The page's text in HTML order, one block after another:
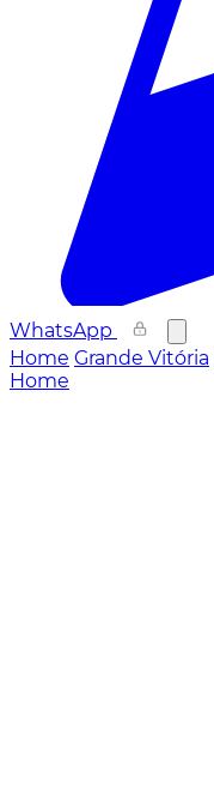
WhatsApp
Home Grande Vitória
Home